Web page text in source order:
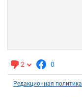
2 0
Редакционная политика